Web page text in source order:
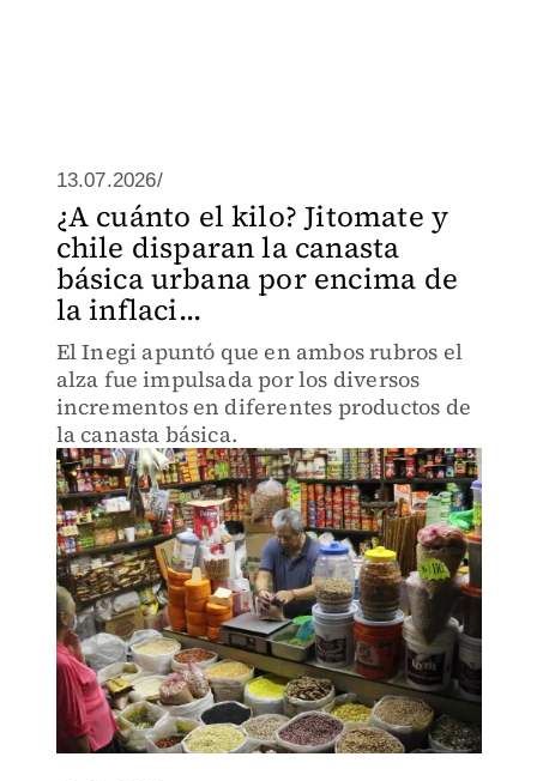
13.07.2026/
¿A cuánto el kilo? Jitomate y
chile disparan la canasta
básica urbana por encima de
la inflaci...
El Inegi apuntó que en ambos rubros el
alza fue impulsada por los diversos
incrementos en diferentes productos de
la canasta básica.